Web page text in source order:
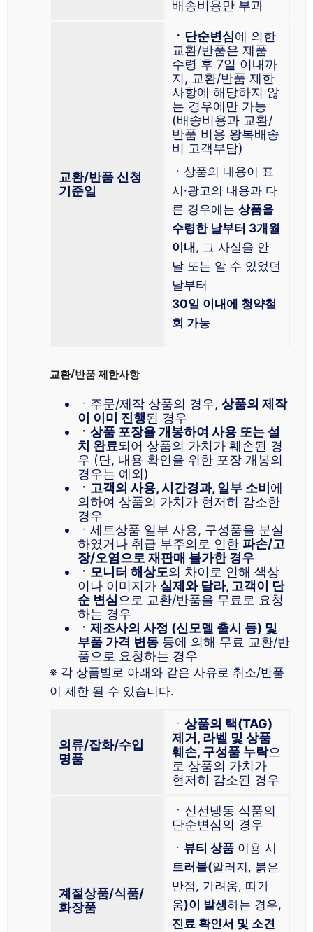
배송비용만 부과
교환/반품 신청
기준일
ㆍ단순변심에 의한
교환/반품은 제품
수령 후 7일 이내까
지, 교환/반품 제한
사항에 해당하지 않
는 경우에만 가능
(배송비용과 교환/
반품 비용 왕복배송
비 고객부담)
ㆍ상품의 내용이 표
시·광고의 내용과 다
른 경우에는 상품을
수령한 날부터 3개월
이내 , 그 사실을 안
날 또는 알 수 있었던
날부터
30일 이내에 청약철
회 가능
교환/반품 제한사항
ㆍ주문/제작 상품의 경우, 상품의 제작
이 이미 진행된 경우
ㆍ상품 포장을 개봉하여 사용 또는 설
치 완료되어 상품의 가치가 훼손된 경
우 (단, 내용 확인을 위한 포장 개봉의
경우는 예외)
ㆍ고객의 사용, 시간경과, 일부 소비 에
의하여 상품의 가치가 현저히 감소한
경우
ㆍ세트상품 일부 사용, 구성품을 분실
하였거나 취급 부주의로 인한 파손/고
장/오염으로 재판매 불가한 경우
ㆍ모니터 해상도의 차이로 인해 색상
이나 이미지가 실제와 달라, 고객이 단
순 변심으로 교환/반품을 무료로 요청
하는 경우
ㆍ제조사의 사정 (신모델 출시 등) 및
부품 가격 변동 등에 의해 무료 교환/반
품으로 요청하는 경우
※ 각 상품별로 아래와 같은 사유로 취소/반품
이 제한 될 수 있습니다.
의류/잡화/수입
명품
ㆍ 상품의 택(TAG)
제거, 라벨 및 상품
훼손, 구성품 누락으
로 상품의 가치가
현저히 감소된 경우
계절상품/식품/
화장품
ㆍ신선냉동 식품의
단순변심의 경우
ㆍ 뷰티 상품 이용 시
트러블(알러지, 붉은
반점, 가려움, 따가
움)이 발생하는 경우,
진료 확인서 및 소견